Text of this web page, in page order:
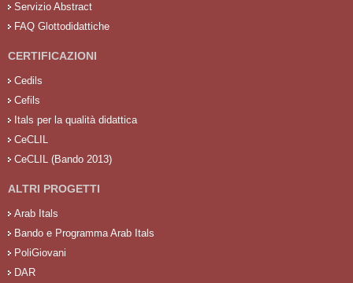
Servizio Abstract
FAQ Glottodidattiche
CERTIFICAZIONI
Cedils
Cefils
Itals per la qualità didattica
CeCLIL
CeCLIL (Bando 2013)
ALTRI PROGETTI
Arab Itals
Bando e Programma Arab Itals
PoliGiovani
DAR